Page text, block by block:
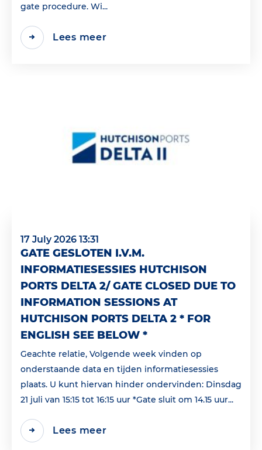
gate procedure. Wi...
Lees meer
17 July 2026 13:31
GATE GESLOTEN I.V.M.
INFORMATIESESSIES HUTCHISON
PORTS DELTA 2/ GATE CLOSED DUE TO
INFORMATION SESSIONS AT
HUTCHISON PORTS DELTA 2 * FOR
ENGLISH SEE BELOW *
Geachte relatie, Volgende week vinden op
onderstaande data en tijden informatiesessies
plaats. U kunt hiervan hinder ondervinden: Dinsdag
21 juli van 15:15 tot 16:15 uur *Gate sluit om 14.15 uur...
Lees meer